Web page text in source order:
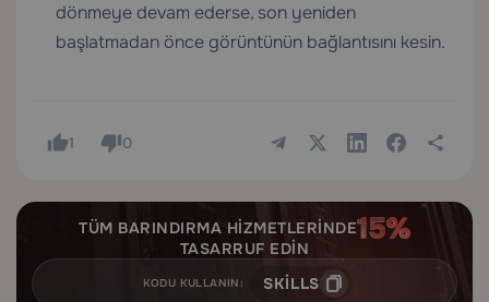
dönmeye devam ederse, son yeniden
başlatmadan önce görüntünün bağlantısını kesin.
1 0
TÜM BARINDIRMA HIZMETLERINDE
TASARRUF EDIN
KODU KULLANIN: SKILLS